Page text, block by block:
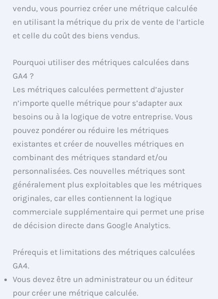
vendu, vous pourriez créer une métrique calculée
en utilisant la métrique du prix de vente de l’article
et celle du coût des biens vendus.
Pourquoi utiliser des métriques calculées dans
GA4 ?
Les métriques calculées permettent d’ajuster
n’importe quelle métrique pour s’adapter aux
besoins ou à la logique de votre entreprise. Vous
pouvez pondérer ou réduire les métriques
existantes et créer de nouvelles métriques en
combinant des métriques standard et/ou
personnalisées. Ces nouvelles métriques sont
généralement plus exploitables que les métriques
originales, car elles contiennent la logique
commerciale supplémentaire qui permet une prise
de décision directe dans Google Analytics.
Prérequis et limitations des métriques calculées
GA4.
Vous devez être un administrateur ou un éditeur
pour créer une métrique calculée.